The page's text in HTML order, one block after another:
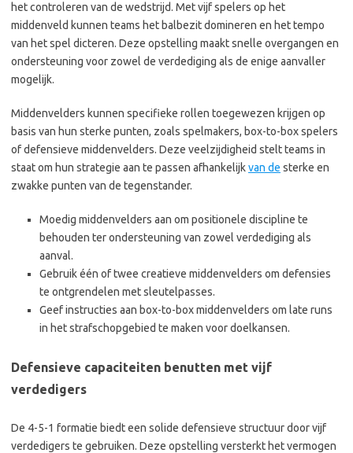
het controleren van de wedstrijd. Met vijf spelers op het
middenveld kunnen teams het balbezit domineren en het tempo
van het spel dicteren. Deze opstelling maakt snelle overgangen en
ondersteuning voor zowel de verdediging als de enige aanvaller
mogelijk.
Middenvelders kunnen specifieke rollen toegewezen krijgen op
basis van hun sterke punten, zoals spelmakers, box-to-box spelers
of defensieve middenvelders. Deze veelzijdigheid stelt teams in
staat om hun strategie aan te passen afhankelijkvan de sterke en
zwakke punten van de tegenstander.
Moedig middenvelders aan om positionele discipline te
behouden ter ondersteuning van zowel verdediging als
aanval.
Gebruik één of twee creatieve middenvelders om defensies
te ontgrendelen met sleutelpasses.
Geef instructies aan box-to-box middenvelders om late runs
in het strafschopgebied te maken voor doelkansen.
Defensieve capaciteiten benutten met vijf
verdedigers
De 4-5-1 formatie biedt een solide defensieve structuur door vijf
verdedigers te gebruiken. Deze opstelling versterkt het vermogen